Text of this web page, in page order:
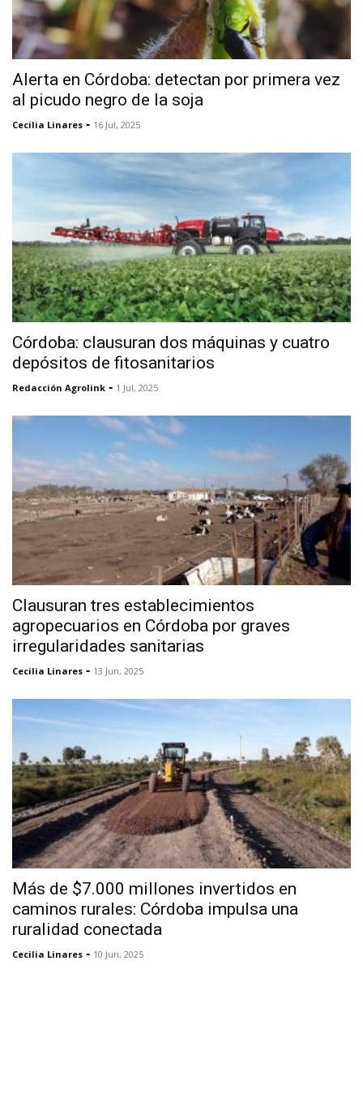
Alerta en Córdoba: detectan por primera vez
al picudo negro de la soja
Cecilia Linares - 16 Jul, 2025
Córdoba: clausuran dos máquinas y cuatro
depósitos de fitosanitarios
Redacción Agrolink - 1 Jul, 2025
Clausuran tres establecimientos
agropecuarios en Córdoba por graves
irregularidades sanitarias
Cecilia Linares - 13 Jun, 2025
Más de $7.000 millones invertidos en
caminos rurales: Córdoba impulsa una
ruralidad conectada
Cecilia Linares - 10 Jun, 2025